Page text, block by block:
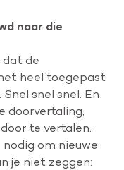
naar die
dat de
heel toegepast
snel snel. En
doorvertaling,
te vertalen.
om nieuwe
je niet zeggen: